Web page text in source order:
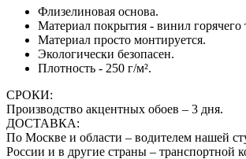
Флизелиновая основа.
Материал покрытия - винил горячего
Материал просто монтируется.
Экологически безопасен.
Плотность - 250 г/м².
СРОКИ:
Производство акцентных обоев – 3 дня.
ДОСТАВКА:
По Москве и области – водителем нашей
России и в другие страны – транспортной